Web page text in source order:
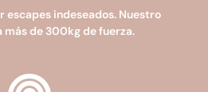
escapes indeseados. Nuestro
de 300kg de fuerza.